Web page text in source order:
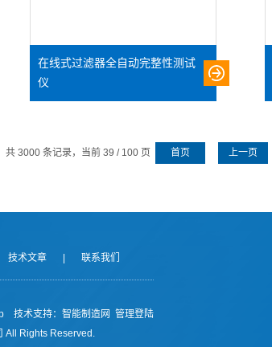
在线式过滤器全自动完整性测试
仪
共 3000 条记录，当前 39 / 100 页 首页 上一页
技术文章 联系我们
技术支持： 智能制造网 管理登陆
All Rights Reserved.